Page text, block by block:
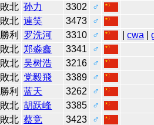
敗北 孙力 3302
♂
敗北 連笑 3473
♂
勝利 罗洗河 3310 ♂ |cwa |
敗北 郑淼鑫 3341
♂
敗北 吴树浩 3216
♂
敗北 党毅飛 3389
♂
勝利 蓝天 3262
♂
敗北 胡跃峰 3385
♂
敗北 蔡竞 3423
♂